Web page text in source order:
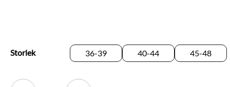
Storlek 36-39 40-44 45-48